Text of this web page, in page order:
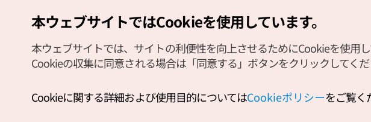
観光
デジ
Odii
Copyright (c) Korea Tourism Organization All Rights Reserved.
サイトエラー報告
公式メール
本ウェブサイトではCookieを使用しています。
本ウェブサイトでは、サイトの利便性を向上させるためにCookieを使用し
Cookieの収集に同意される場合は「同意する」ボタンをクリックしてくだ
Cookieに関する詳細および使用目的についてはCookieポリシーをご覧く